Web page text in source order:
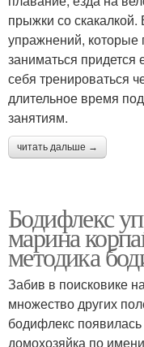
прыжки со
упражнений,
заниматься придется
себя тренироваться
длительное время
занятиям.
читать дальше →
Бодифлекс
марина
методика
Забив в поисковике
множество других
бодифлекс
домохозяйка по